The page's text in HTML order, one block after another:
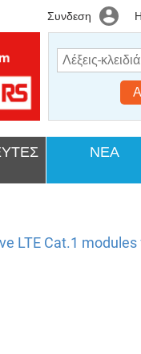
Συνδεση
ΝΕΑ
LTE Cat.1 modules